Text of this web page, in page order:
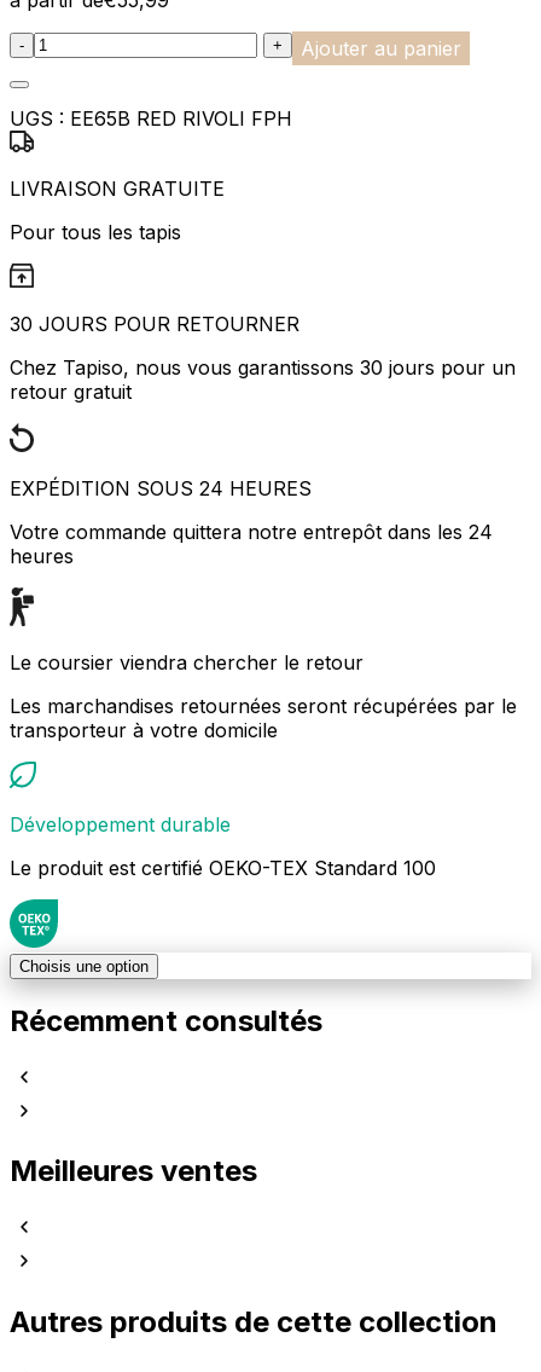
:product_name quantity
- + Ajouter au panier
UGS : EE65B RED RIVOLI FPH
LIVRAISON GRATUITE
Pour tous les tapis
30 JOURS POUR RETOURNER
Chez Tapiso, nous vous garantissons 30 jours pour un
retour gratuit
EXPÉDITION SOUS 24 HEURES
Votre commande quittera notre entrepôt dans les 24
heures
Le coursier viendra chercher le retour
Les marchandises retournées seront récupérées par le
transporteur à votre domicile
Développement durable
Le produit est certifié OEKO-TEX Standard 100
Choisis une option
Récemment consultés
Meilleures ventes
Autres produits de cette collection